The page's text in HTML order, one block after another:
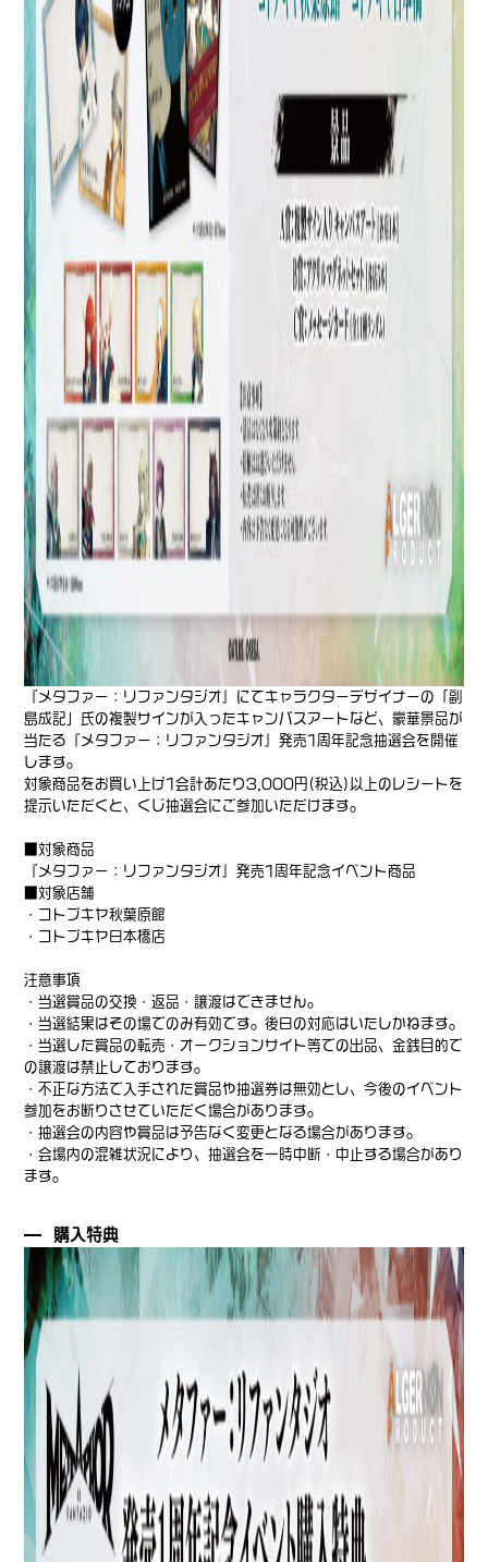
『メタファー：リファンタジオ』 にてキャラクターデザイナーの「副
島成記」氏の複製サインが入ったキャンバスアートなど、豪華景品が
当たる
『メタファー：リファンタジオ』発売1周年記念抽選会を開催
します。
対象商品をお買い上げ1会計あたり3,000円(税込)以上のレシートを
提示いただくと、くじ抽選会にご参加いただけます。
■対象商品
『メタファー：リファンタジオ』発売1周年記念イベント商品
■対象店舗
・コトブキヤ秋葉原館
・コトブキヤ日本橋店
注意事項
・当選賞品の交換・返品・譲渡はできません。
・当選結果はその場でのみ有効です。後日の対応はいたしかねます。
・当選した賞品の転売・オークションサイト等での出品、金銭目的で
の譲渡は禁止しております。
・不正な方法で入手された賞品や抽選券は無効とし、今後のイベント
参加をお断りさせていただく場合があります。
・抽選会の内容や賞品は予告なく変更となる場合があります。
・会場内の混雑状況により、抽選会を一時中断・中止する場合があり
ます。
購入特典